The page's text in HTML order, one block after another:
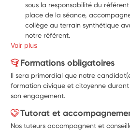
sous la responsabilité du
place de la séance,
collège au terrain synthétique
notre référent.
animation d’actions PEF dans les
festifs du club. (tournois, portes
inclusion).
veiller à l'entretien et au bon
Voir plus
Formations obligatoires
Il sera primordial que notre
formation civique et citoyenne
son engagement.
Tutorat et
Nos tuteurs accompagnent et